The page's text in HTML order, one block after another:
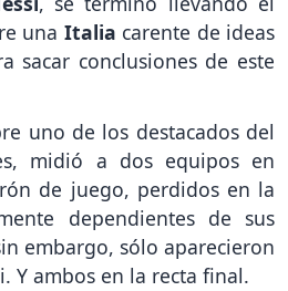
una Italia carente de ideas
sacar conclusiones de este
uno de los destacados del
midió a dos equipos en
de juego, perdidos en la
dependientes de sus
embargo, sólo aparecieron
Y ambos en la recta final.